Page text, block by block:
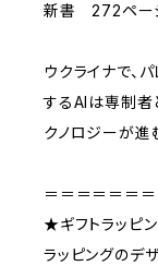
新書 272ペー
ウクライナで、
するAIは専制者
クノロジーが進
＝＝＝＝＝＝
★ギフトラッピ
ラッピングのデ